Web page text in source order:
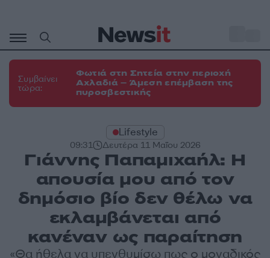
περιεχόμενο
Συμβαίνει
τώρα:
Φωτιά στη Σητεία στην περιοχή
Αχλαδιά – Άμεση επέμβαση της
πυροσβεστικής
Lifestyle
09:31 Δευτέρα 11 Μαΐου 2026
Γιάννης Παπαμιχαήλ: Η
απουσία μου από τον
δημόσιο βίο δεν θέλω να
εκλαμβάνεται από
κανέναν ως παραίτηση
«Θα ήθελα να υπενθυμίσω πως ο μοναδικός